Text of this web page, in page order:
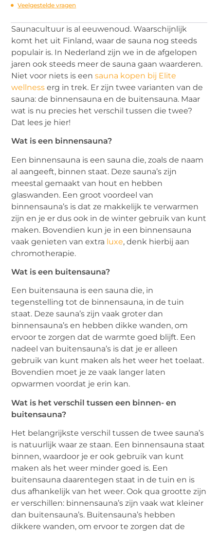
Veelgestelde vragen
Saunacultuur is al eeuwenoud. Waarschijnlijk
komt het uit Finland, waar de sauna nog steeds
populair is. In Nederland zijn we in de afgelopen
jaren ook steeds meer de sauna gaan waarderen.
Niet voor niets is eensauna kopen bij Elite
wellness erg in trek. Er zijn twee varianten van de
sauna: de binnensauna en de buitensauna. Maar
wat is nu precies het verschil tussen die twee?
Dat lees je hier!
Wat is een binnensauna?
Een binnensauna is een sauna die, zoals de naam
al aangeeft, binnen staat. Deze sauna’s zijn
meestal gemaakt van hout en hebben
glaswanden. Een groot voordeel van
binnensauna’s is dat ze makkelijk te verwarmen
zijn en je er dus ook in de winter gebruik van kunt
maken. Bovendien kun je in een binnensauna
vaak genieten van extra luxe, denk hierbij aan
chromotherapie.
Wat is een buitensauna?
Een buitensauna is een sauna die, in
tegenstelling tot de binnensauna, in de tuin
staat. Deze sauna’s zijn vaak groter dan
binnensauna’s en hebben dikke wanden, om
ervoor te zorgen dat de warmte goed blijft. Een
nadeel van buitensauna’s is dat je er alleen
gebruik van kunt maken als het weer het toelaat.
Bovendien moet je ze vaak langer laten
opwarmen voordat je erin kan.
Wat is het verschil tussen een binnen- en
buitensauna?
Het belangrijkste verschil tussen de twee sauna’s
is natuurlijk waar ze staan. Een binnensauna staat
binnen, waardoor je er ook gebruik van kunt
maken als het weer minder goed is. Een
buitensauna daarentegen staat in de tuin en is
dus afhankelijk van het weer. Ook qua grootte zijn
er verschillen: binnensauna’s zijn vaak wat kleiner
dan buitensauna’s. Buitensauna’s hebben
dikkere wanden, om ervoor te zorgen dat de